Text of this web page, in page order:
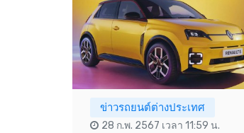
ข่าวรถยนต์ต่างประเทศ
28 ก.พ. 2567 เวลา 11:59 น.